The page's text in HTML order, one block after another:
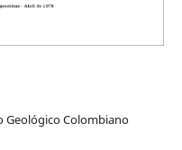
Geológico Colombiano